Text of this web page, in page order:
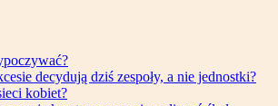
decydują dziś zespoły, a nie jednostki?
kobiet?